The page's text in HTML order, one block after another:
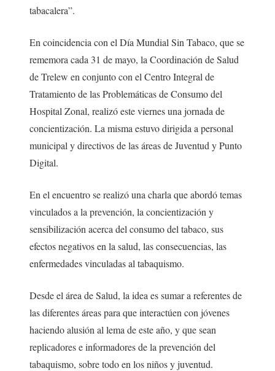
tabacalera”.
En coincidencia con el Día Mundial Sin Tabaco, que se
rememora cada 31 de mayo, la Coordinación de Salud
de Trelew en conjunto con el Centro Integral de
Tratamiento de las Problemáticas de Consumo del
Hospital Zonal, realizó este viernes una jornada de
concientización. La misma estuvo dirigida a personal
municipal y directivos de las áreas de Juventud y Punto
Digital.
En el encuentro se realizó una charla que abordó temas
vinculados a la prevención, la concientización y
sensibilización acerca del consumo del tabaco, sus
efectos negativos en la salud, las consecuencias, las
enfermedades vinculadas al tabaquismo.
Desde el área de Salud, la idea es sumar a referentes de
las diferentes áreas para que interactúen con jóvenes
haciendo alusión al lema de este año, y que sean
replicadores e informadores de la prevención del
tabaquismo, sobre todo en los niños y juventud.